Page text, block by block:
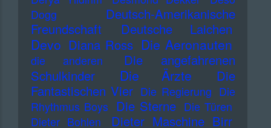
Dogg
Deutsch-Amerikanische
Freundschaft
Deutsche Laichen
Devo Diana Ross Die Aeronauten
die anderen
Die angefahrenen
Schulkinder
Die Ärzte
Die
Fantastischen Vier Die Regierung Die
Rhythmus Boys Die Sterne Die Türen
Dieter Bohlen
Dieter Maschine Birr